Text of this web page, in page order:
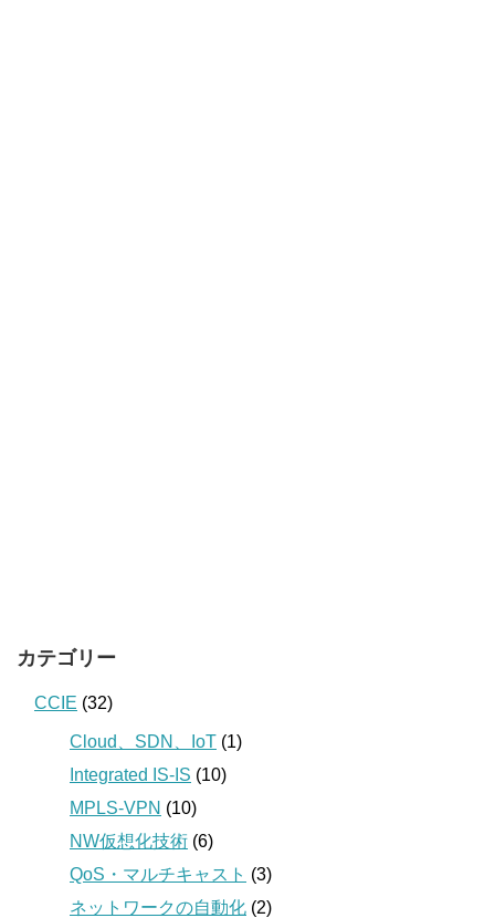
カテゴリー
CCIE (32)
Cloud、SDN、IoT (1)
Integrated IS-IS (10)
MPLS-VPN (10)
NW仮想化技術 (6)
QoS・マルチキャスト (3)
ネットワークの自動化 (2)